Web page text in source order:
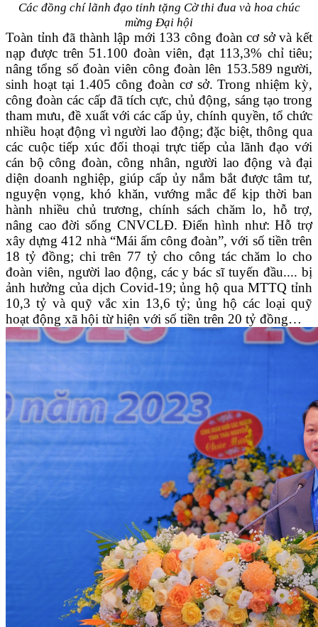
Các đồng chí lãnh đạo tỉnh tặng Cờ thi đua và hoa chúc
mừng Đại hội
Toàn tỉnh đã thành lập mới 133 công đoàn cơ sở và kết
nạp được trên 51.100 đoàn viên, đạt 113,3% chỉ tiêu;
nâng tổng số đoàn viên công đoàn lên 153.589 người,
sinh hoạt tại 1.405 công đoàn cơ sở. Trong nhiệm kỳ,
công đoàn các cấp đã tích cực, chủ động, sáng tạo trong
tham mưu, đề xuất với các cấp ủy, chính quyền, tổ chức
nhiều hoạt động vì người lao động; đặc biệt, thông qua
các cuộc tiếp xúc đối thoại trực tiếp của lãnh đạo với
cán bộ công đoàn, công nhân, người lao động và đại
diện doanh nghiệp, giúp cấp ủy nắm bắt được tâm tư,
nguyện vọng, khó khăn, vướng mắc để kịp thời ban
hành nhiều chủ trương, chính sách chăm lo, hỗ trợ,
nâng cao đời sống CNVCLĐ. Điển hình như: Hỗ trợ
xây dựng 412 nhà “Mái ấm công đoàn”, với số tiền trên
18 tỷ đồng; chi trên 77 tỷ cho công tác chăm lo cho
đoàn viên, người lao động, các y bác sĩ tuyến đầu.... bị
ảnh hưởng của dịch Covid-19; ủng hộ qua MTTQ tỉnh
10,3 tỷ và quỹ vắc xin 13,6 tỷ; ủng hộ các loại quỹ
hoạt động xã hội từ hiện với số tiền trên 20 tỷ đồng…